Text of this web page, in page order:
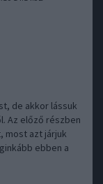
de akkor lássuk
Az előző részben
most azt járjuk
ebben a